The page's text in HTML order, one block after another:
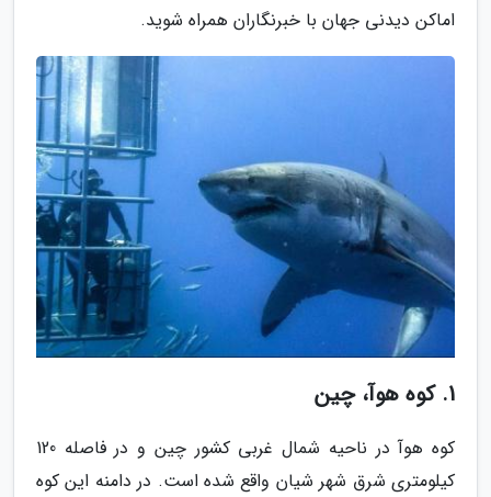
اماکن دیدنی جهان با خبرنگاران همراه شوید.
1. کوه هوآ، چین
کوه هوآ در ناحیه شمال غربی کشور چین و در فاصله 120
کیلومتری شرق شهر شیان واقع شده است. در دامنه این کوه